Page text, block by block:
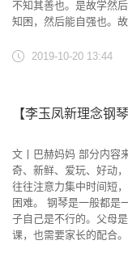
不知其善也。是故学然
知困，然后能自强也。
2019-10-20 13:44
文丨巴赫妈妈 部分内容
奇、新鲜、爱玩、好动
往往注意力集中时间短
困难。 钢琴是一般都是
子自己是不行的。父母
课，也需要家长的配合